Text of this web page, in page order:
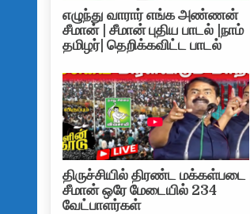
எழுந்து வாரார் எங்க அண்ணன்
சீமான் | சீமான் புதிய பாடல் |நாம்
தமிழர்| தெறிக்கவிட்ட பாடல்
திருச்சியில் திரண்ட மக்கள்படை
சீமான் ஒரே மேடையில் 234
வேட்பாளர்கள்